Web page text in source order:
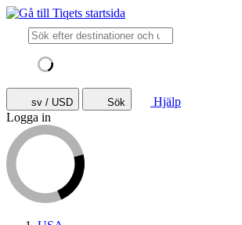
sv / USD Sök
Hjälp
Logga in